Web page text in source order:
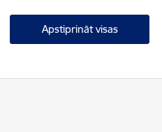
Apstiprināt visas